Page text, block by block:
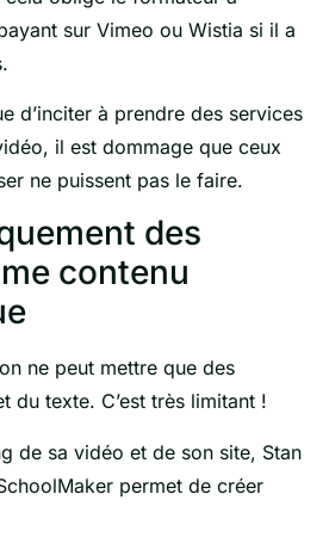
sur Vimeo ou Wistia si il a
d’inciter à prendre des services
il est dommage que ceux
ne puissent pas le faire.
des
contenu
ne peut mettre que des
du texte. C’est très limitant !
de sa vidéo et de son site, Stan
permet de créer